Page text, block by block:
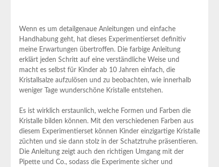
Wenn es um detailgenaue ⁣Anleitungen und ⁢einfache​
Handhabung geht, hat dieses Experimentierset‌ definitiv
meine Erwartungen⁤ übertroffen. Die farbige Anleitung
‍erklärt jeden Schritt auf eine verständliche Weise und
macht es selbst für Kinder ab 10 Jahren einfach,‍ die
Kristallsalze aufzulösen⁣ und‍ zu beobachten, wie ⁤innerhalb
weniger Tage wunderschöne Kristalle entstehen.
Es ist wirklich erstaunlich, welche Formen und Farben die
Kristalle bilden können. Mit den verschiedenen Farben aus
diesem Experimentierset können Kinder einzigartige Kristalle
züchten und sie dann stolz in der Schatztruhe ‌präsentieren.
Die Anleitung zeigt auch den richtigen Umgang mit der
Pipette und Co., sodass die Experimente sicher und